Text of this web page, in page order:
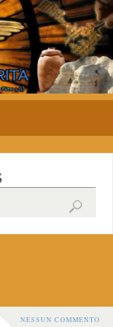
NESSUN COMMENTO